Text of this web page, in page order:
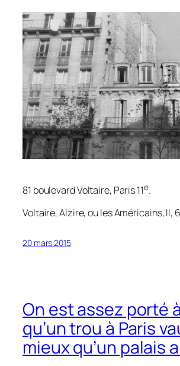
81 boulevard Voltaire, Paris 11e.
Voltaire,Alzire, ou les Américains, II, 6
20 mars 2015
On est assez porté
qu’un trou à Paris
mieux qu’un palais